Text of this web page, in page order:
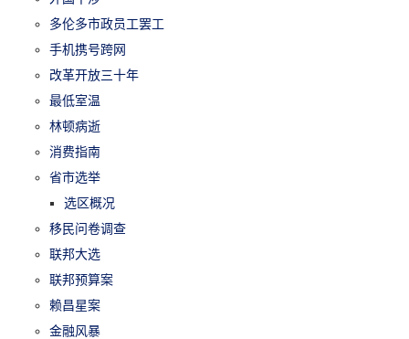
多伦多市政员工罢工
手机携号跨网
改革开放三十年
最低室温
林顿病逝
消费指南
省市选举
选区概况
移民问卷调查
联邦大选
联邦预算案
赖昌星案
金融风暴